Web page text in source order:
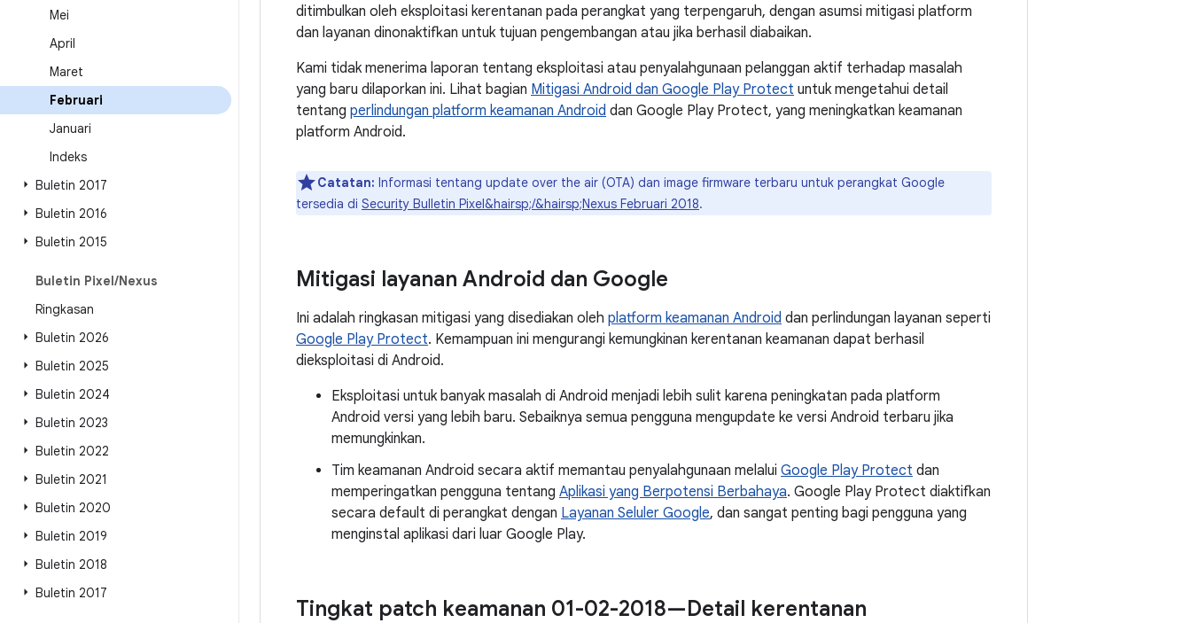
Mei
April
Maret
Februari
Januari
Indeks
Buletin 2017
Buletin 2016
Buletin 2015
Buletin Pixel/Nexus
Ringkasan
Buletin 2026
Buletin 2025
Buletin 2024
Buletin 2023
Buletin 2022
Buletin 2021
Buletin 2020
Buletin 2019
Buletin 2018
Buletin 2017
ditimbulkan oleh eksploitasi kerentanan pada perangkat yang terpengaruh, dengan asumsi mitigasi platform
dan layanan dinonaktifkan untuk tujuan pengembangan atau jika berhasil diabaikan.
Kami tidak menerima laporan tentang eksploitasi atau penyalahgunaan pelanggan aktif terhadap masalah
yang baru dilaporkan ini. Lihat bagian Mitigasi Android dan Google Play Protect untuk mengetahui detail
tentang perlindungan platform keamanan Android dan Google Play Protect, yang meningkatkan keamanan
platform Android.
Catatan: Informasi tentang update over the air (OTA) dan image firmware terbaru untuk perangkat Google
tersedia di Security Bulletin Pixel&hairsp;/&hairsp;Nexus Februari 2018.
Mitigasi layanan Android dan Google
Ini adalah ringkasan mitigasi yang disediakan oleh platform keamanan Android dan perlindungan layanan seperti
Google Play Protect. Kemampuan ini mengurangi kemungkinan kerentanan keamanan dapat berhasil
dieksploitasi di Android.
Eksploitasi untuk banyak masalah di Android menjadi lebih sulit karena peningkatan pada platform
Android versi yang lebih baru. Sebaiknya semua pengguna mengupdate ke versi Android terbaru jika
memungkinkan.
Tim keamanan Android secara aktif memantau penyalahgunaan melalui Google Play Protect dan
memperingatkan pengguna tentang Aplikasi yang Berpotensi Berbahaya. Google Play Protect diaktifkan
secara default di perangkat dengan Layanan Seluler Google, dan sangat penting bagi pengguna yang
menginstal aplikasi dari luar Google Play.
Tingkat patch keamanan 01-02-2018—Detail kerentanan